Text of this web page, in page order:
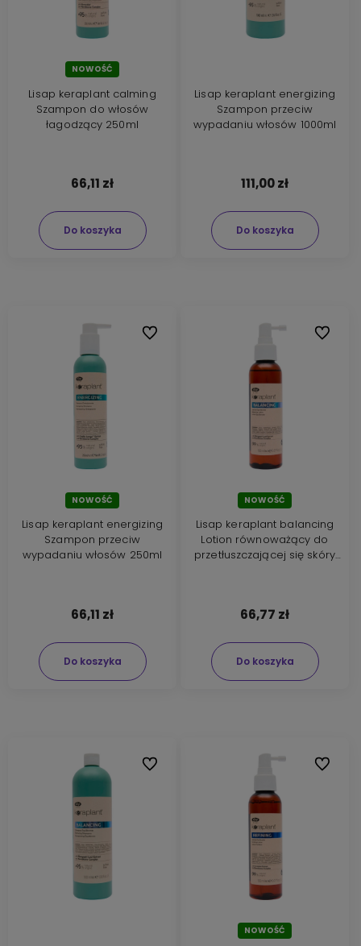
NOWOŚĆ
Lisap keraplant calming
Szampon do włosów
łagodzący 250ml
66,11 zł
Do koszyka
Lisap keraplant energizing
Szampon przeciw
wypadaniu włosów 1000ml
111,00 zł
Do koszyka
NOWOŚĆ
Lisap keraplant energizing
Szampon przeciw
wypadaniu włosów 250ml
66,11 zł
Do koszyka
Do ulubionych
NOWOŚĆ
Lisap keraplant balancing
Lotion równoważący do
przetłuszczającej się skóry
66,77 zł
Do koszyka
Do
Do ulubionych
NOWOŚĆ
Do